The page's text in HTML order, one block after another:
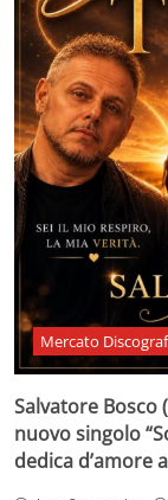
Mercato
Salvatore Bosco
nuovo singolo
dedica d’amore